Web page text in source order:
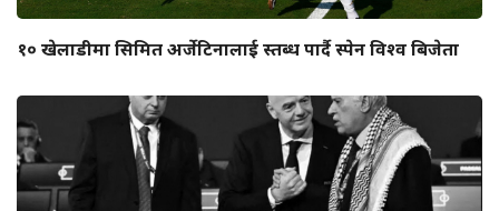
१० खेलाडीमा सिमित अर्जेटिनालाई स्तब्ध पार्दै स्पेन विश्व बिजेता